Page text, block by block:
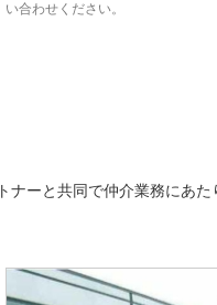
い合わせください。
ナーと共同で仲介業務にあ